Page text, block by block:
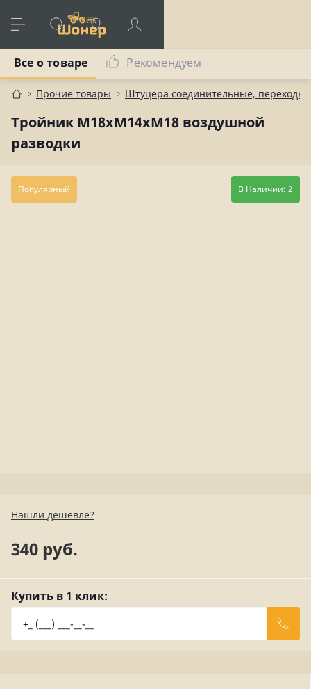
Прочие товары Штуцера соединительные,
Тройник М18хМ14хМ18 воздушной
разводки
Все о товаре Рекомендуем
Популярный В Наличии: 2
Нашли дешевле?
340 руб.
Купить в 1 клик: